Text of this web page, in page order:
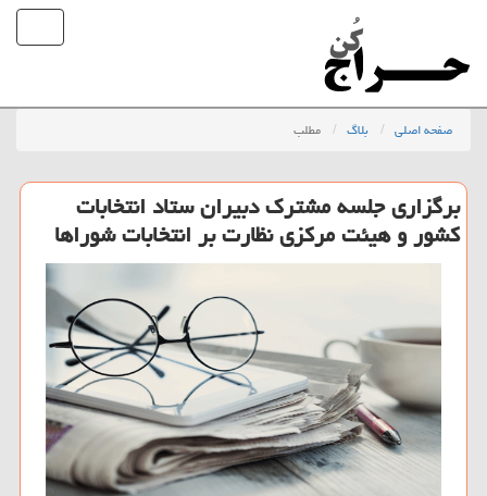
صفحه اصلی بلاگ مطلب
برگزاری جلسه مشترك دبیران ستاد انتخابات
كشور و هیئت مركزی نظارت بر انتخابات شوراها